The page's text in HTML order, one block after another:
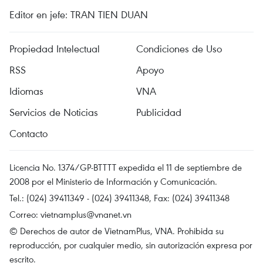
Editor en jefe: TRAN TIEN DUAN
Propiedad Intelectual
Condiciones de Uso
RSS
Apoyo
Idiomas
VNA
Servicios de Noticias
Publicidad
Contacto
Licencia No. 1374/GP-BTTTT expedida el 11 de septiembre de
2008 por el Ministerio de Información y Comunicación.
Tel.: (024) 39411349 - (024) 39411348, Fax: (024) 39411348
Correo: vietnamplus@vnanet.vn
© Derechos de autor de VietnamPlus, VNA. Prohibida su
reproducción, por cualquier medio, sin autorización expresa por
escrito.